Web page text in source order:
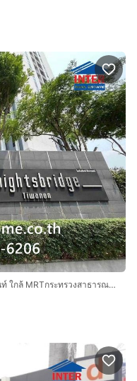
คอนโดมิเนียม 26.25 ตร.ม. ไนท์บริดจ์ ติวานนท์ ใกล้ MRTกระทรวงสาธารณสุข ถนนติวานนท์-ปทุมธานี เมืองนนทบุรี นนทบุรี